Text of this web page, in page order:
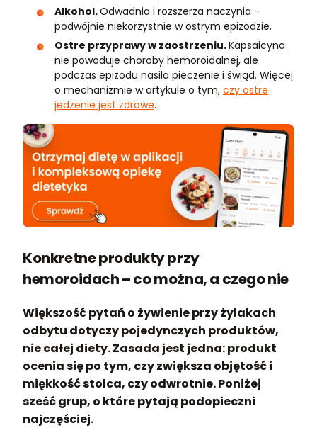
Alkohol.Odwadnia i rozszerza naczynia –
podwójnie niekorzystnie w ostrym epizodzie.
Ostre przyprawy w zaostrzeniu.Kapsaicyna
nie powoduje choroby hemoroidalnej, ale
podczas epizodu nasila pieczenie i świąd. Więcej
o mechanizmie w artykule o tym, czy ostre
jedzenie jest zdrowe.
Konkretne produkty przy
hemoroidach – co można, a czego nie
Większość pytań o żywienie przy żylakach
odbytu dotyczy pojedynczych produktów,
nie całej diety. Zasada jest jedna: produkt
ocenia się po tym, czy zwiększa objętość i
miękkość stolca, czy odwrotnie. Poniżej
sześć grup, o które pytają podopieczni
najczęściej.